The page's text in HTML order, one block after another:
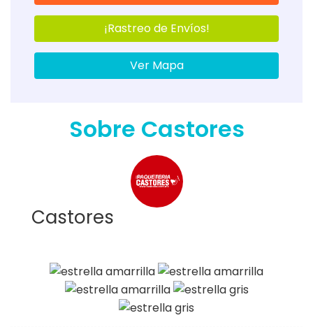
¡Rastreo de Envíos!
Ver Mapa
Sobre Castores
Castores